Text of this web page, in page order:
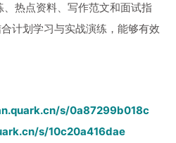
热点资料、写作范文和面试指
计划学习与实战演练，能够有效
s/0a87299b018c
s/10c20a416dae